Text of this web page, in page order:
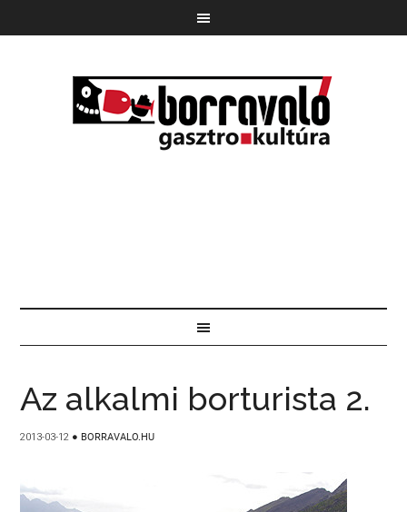
Az alkalmi borturista 2.
2013-03-12 ● BORRAVALO.HU